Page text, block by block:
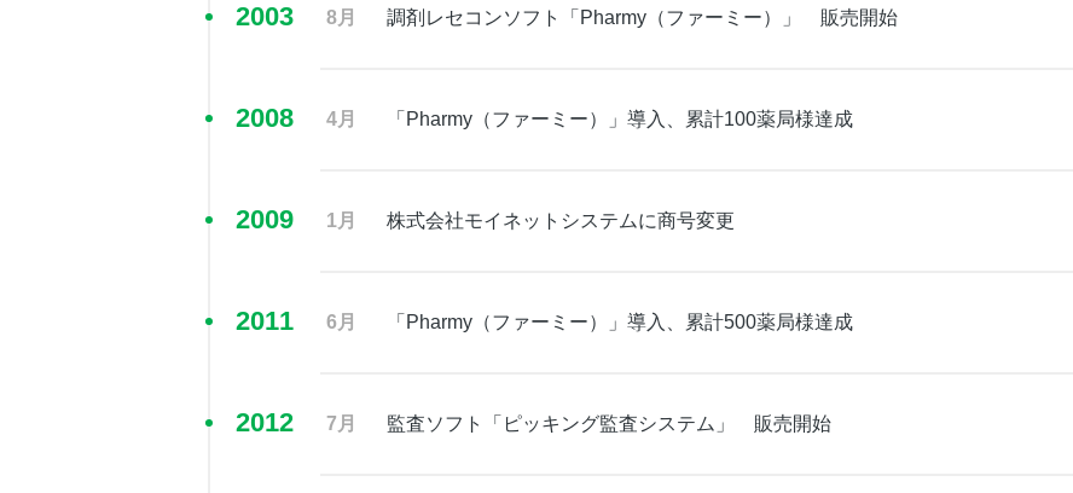
2003 8月 調剤レセコンソフト「Pharmy（ファーミー）」 販売開始
2008 4月 「Pharmy（ファーミー）」導入、累計100薬局様達成
2009 1月 株式会社モイネットシステムに商号変更
2011 6月 「Pharmy（ファーミー）」導入、累計500薬局様達成
2012 7月 監査ソフト「ピッキング監査システム」 販売開始